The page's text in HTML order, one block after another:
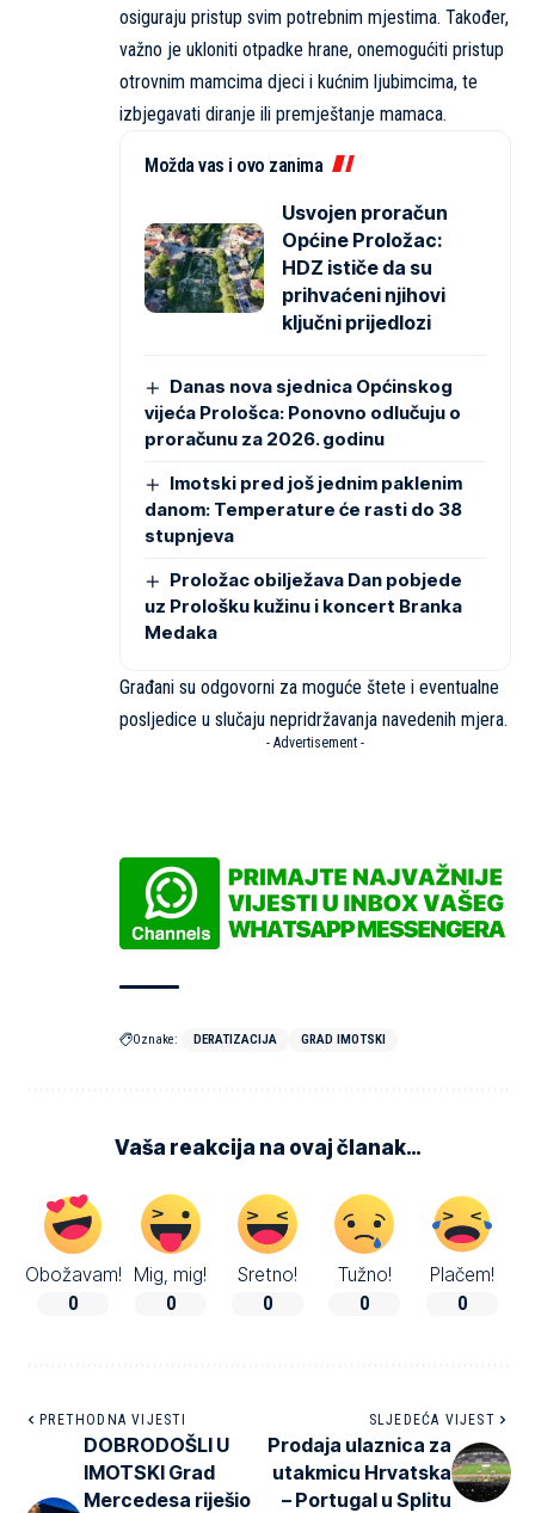
osiguraju pristup svim potrebnim mjestima. Također,
važno je ukloniti otpadke hrane, onemogućiti pristup
otrovnim mamcima djeci i kućnim ljubimcima, te
izbjegavati diranje ili premještanje mamaca.
Možda vas i ovo zanima
Usvojen proračun
Općine Proložac:
HDZ ističe da su
prihvaćeni njihovi
ključni prijedlozi
Danas nova sjednica Općinskog
vijeća Prološca: Ponovno odlučuju o
proračunu za 2026. godinu
Imotski pred još jednim paklenim
danom: Temperature će rasti do 38
stupnjeva
Proložac obilježava Dan pobjede
uz Prološku kužinu i koncert Branka
Medaka
Građani su odgovorni za moguće štete i eventualne
posljedice u slučaju nepridržavanja navedenih mjera.
- Advertisement -
Oznake: DERATIZACIJA GRAD IMOTSKI
Vaša reakcija na ovaj članak…
Obožavam!
0
Mig, mig!
0
Sretno!
0
Tužno!
0
Plačem!
0
PRETHODNA VIJESTI
DOBRODOŠLI U
IMOTSKI Grad
Mercedesa riješio
SLJEDEĆA VIJEST
Prodaja ulaznica za
utakmicu Hrvatska
– Portugal u Splitu